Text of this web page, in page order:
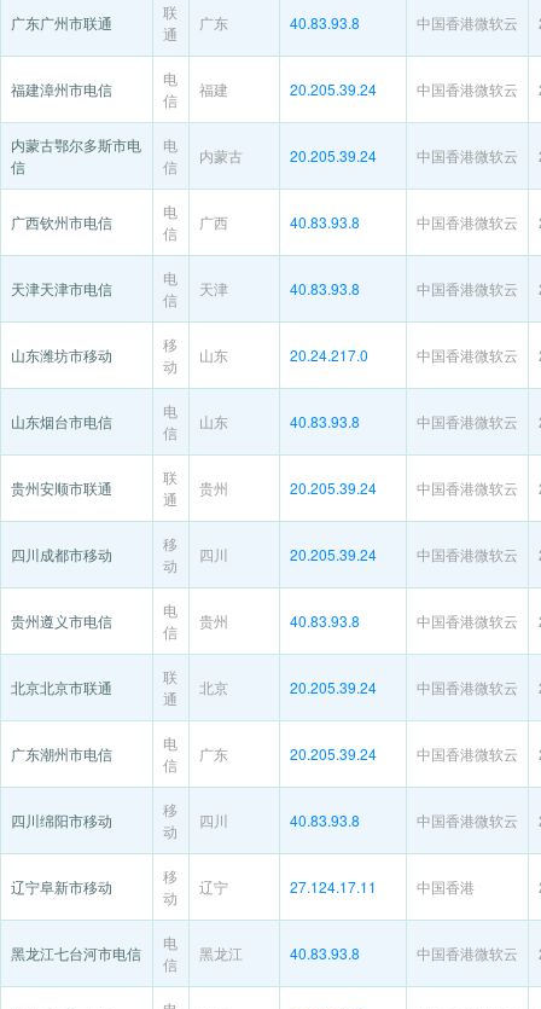
广东广州市联通
联
通
广东 40.83.93.8 中国香港微软云
福建漳州市电信
电
信
福建 20.205.39.24 中国香港微软云
内蒙古鄂尔多斯市电
信
电
信
内蒙古 20.205.39.24 中国香港微软云
广西钦州市电信
电
信
广西 40.83.93.8 中国香港微软云
天津天津市电信
电
信
天津 40.83.93.8 中国香港微软云
山东潍坊市移动
移
动
山东 20.24.217.0 中国香港微软云
山东烟台市电信
电
信
山东 40.83.93.8 中国香港微软云
贵州安顺市联通
联
通
贵州 20.205.39.24 中国香港微软云
四川成都市移动
移
动
四川 20.205.39.24 中国香港微软云
贵州遵义市电信
电
信
贵州 40.83.93.8 中国香港微软云
北京北京市联通
联
通
北京 20.205.39.24 中国香港微软云
广东潮州市电信
电
信
广东 20.205.39.24 中国香港微软云
四川绵阳市移动
移
动
四川 40.83.93.8 中国香港微软云
辽宁阜新市移动
移
动
辽宁 27.124.17.11 中国香港
黑龙江七台河市电信
电
信
黑龙江 40.83.93.8 中国香港微软云